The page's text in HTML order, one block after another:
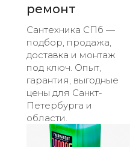
ремонт
Сантехника СПб —
подбор, продажа,
доставка и монтаж
под ключ. Опыт,
гарантия, выгодные
цены для Санкт-
Петербурга и
области.